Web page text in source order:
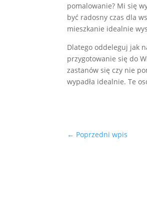
pomalowanie? Mi się
być radosny czas dla
mieszkanie idealnie
Dlatego oddeleguj jak
przygotowanie się do
zastanów się czy nie
wypadła idealnie. Te
← Poprzedni wpis